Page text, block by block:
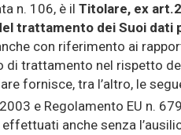
n. 106, è il Titolare, ex
trattamento dei Suoi dati
con riferimento ai
trattamento nel rispetto
fornisce, tra l’altro, le
e Regolamento EU n.
anche senza